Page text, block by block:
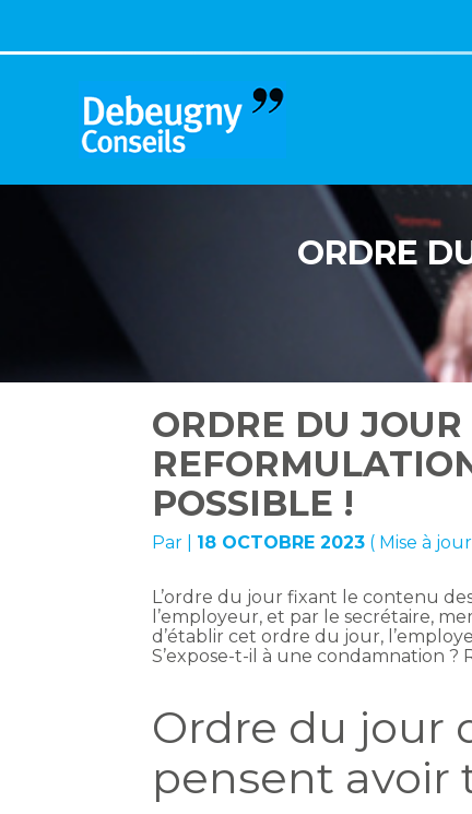
au
ORDRE
ORDRE DU
POSSIBLE !
Par 18 OCTOBRE 2023 ( Mise à
L’ordre du jour fixant le contenu
l’employeur, et par le secrétaire,
d’établir cet ordre du jour,
S’expose-t-il à une condamnation ?
Ordre du jour
pensent avoir